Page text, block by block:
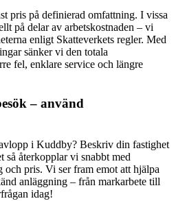
pris på definierad omfattning. I vissa
på delar av arbetskostnaden – vi
enligt Skatteverkets regler. Med
sänker vi den totala
fel, enklare service och längre
– använd
i Kuddby? Beskriv din fastighet
återkopplar vi snabbt med
pris. Vi ser fram emot att hjälpa
anläggning – från markarbete till
idag!